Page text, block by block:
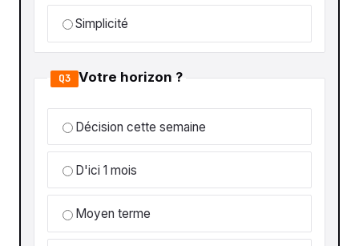
Simplicité
Q3 Votre horizon ?
Décision cette semaine
D'ici 1 mois
Moyen terme